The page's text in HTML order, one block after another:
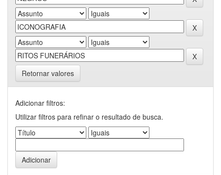
Retornar valores
Adicionar filtros:
Utilizar filtros para refinar o resultado de busca.